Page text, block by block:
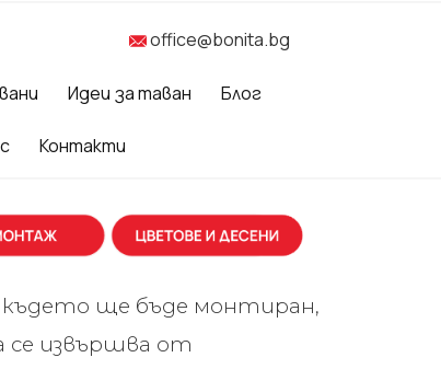
office@bonita.bg
Идеи за таван Блог
Контакти
ще бъде монтиран,
се извършва от